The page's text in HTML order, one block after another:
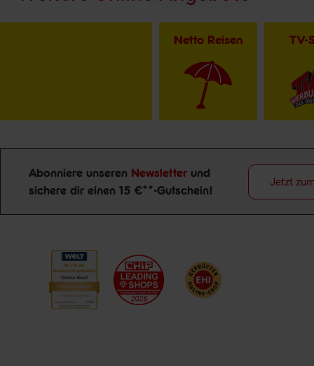
Netto Reisen TV-
Newsletter Anmeldung
Abonniere unseren Newsletter und
sichere dir einen 15 €**-Gutschein!
Jetzt